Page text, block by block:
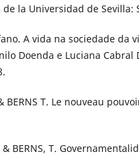
de la Universidad de Sevilla:
A vida na sociedade da
Doenda e Luciana Cabral
BERNS T. Le nouveau
& BERNS, T.